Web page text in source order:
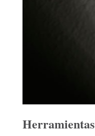
Herramientas